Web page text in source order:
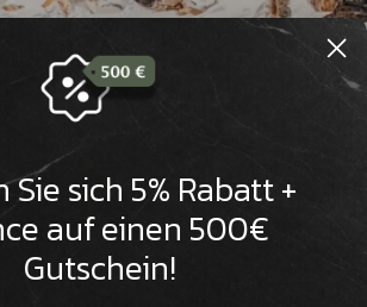
Sie sich 5% Rabatt +
auf einen 500€
Gutschein!